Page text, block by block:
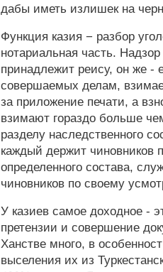
дабы иметь излишек на
Функция казия − разбор
нотариальная часть.
принадлежит реису, он же -
совершаемых делам,
за приложение печати, а
взимают гораздо больше
разделу наследственного
каждый держит чиновников
определенного состава,
чиновников по своему
У казиев самое доходное -
претензии и совершение
Ханстве много, в
выселения их из